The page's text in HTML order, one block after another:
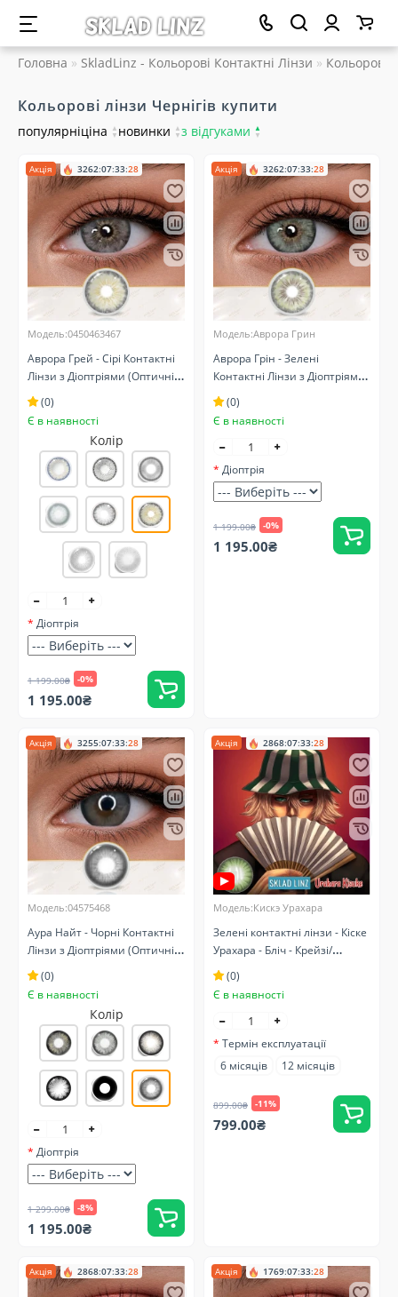
Головна SkladLinz - Кольорові Контактні Лінзи Кольорові
Кольорові лінзи Чернігів купити
популярніціна ▲
▼ новинки ▲
▼з відгуками ▲
▼
Акція 3262:07:33:27
Модель:0450463467
Аврора Грей - Сірі Контактні
Лінзи з Діоптріями (Оптичні)
Натуральні
(0)
Є в наявності
Колір
Діоптрія
1 199.00₴ -0%
1 195.00₴
Акція 3262:07:33:27
Модель:Аврора Грин
Аврора Грін - Зелені
Контактні Лінзи з Діоптріями
(Оптичні) Натуральні
(0)
Є в наявності
Діоптрія
1 199.00₴ -0%
1 195.00₴
Акція 3255:07:33:27
Модель:04575468
Аура Найт - Чорні Контактні
Лінзи з Діоптріями (Оптичні)
Натуральні
(0)
Є в наявності
Колір
Діоптрія
1 299.00₴ -8%
1 195.00₴
Акція 2868:07:33:27
Модель:Кискэ Урахара
Зелені контактні лінзи - Кіске
Урахара - Бліч - Крейзі/
Косплей - Аніме
(0)
Є в наявності
Термін експлуатації
6 місяців
12 місяців
899.00₴ -11%
799.00₴
Акція 2868:07:33:27 Акція 1769:07:33:27